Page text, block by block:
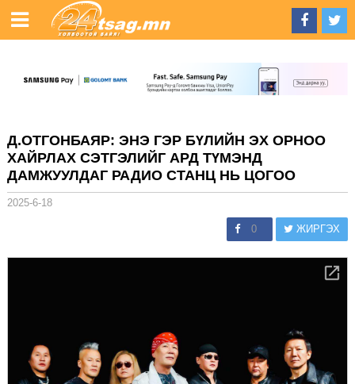
Д.ОТГОНБАЯР: ЭНЭ ГЭР БҮЛИЙН ЭХ ОРНОО
ХАЙРЛАХ СЭТГЭЛИЙГ АРД ТҮМЭНД
ДАМЖУУЛДАГ РАДИО СТАНЦ НЬ ЦОГОО
2025-6-18
0 ЖИРГЭХ